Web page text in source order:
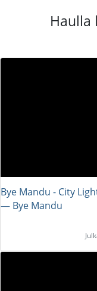
Haulla
Bye Mandu - City
― Bye Mandu